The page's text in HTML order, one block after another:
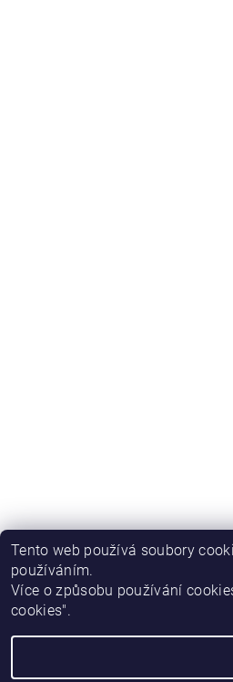
Tento web používá soubory
používáním.
Více o způsobu používání
cookies".